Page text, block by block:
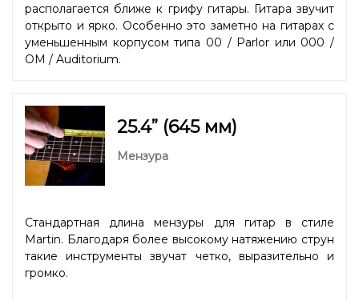
располагается ближе к грифу гитары. Гитара звучит
открыто и ярко. Особенно это заметно на гитарах с
уменьшенным корпусом типа 00 / Parlor или 000 /
OM / Auditorium.
25.4” (645 мм)
Мензура
Стандартная длина мензуры для гитар в стиле
Martin. Благодаря более высокому натяжению струн
такие инструменты звучат четко, выразительно и
громко.